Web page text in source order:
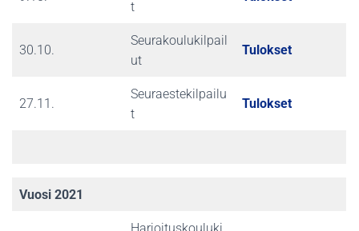
t
30.10.
Seurakoulukilpail
ut
Tulokset
27.11.
Seuraestekilpailu
t
Tulokset
Vuosi 2021